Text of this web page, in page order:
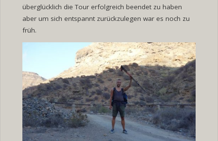
überglücklich die Tour erfolgreich beendet zu haben
aber um sich entspannt zurückzulegen war es noch zu
früh.